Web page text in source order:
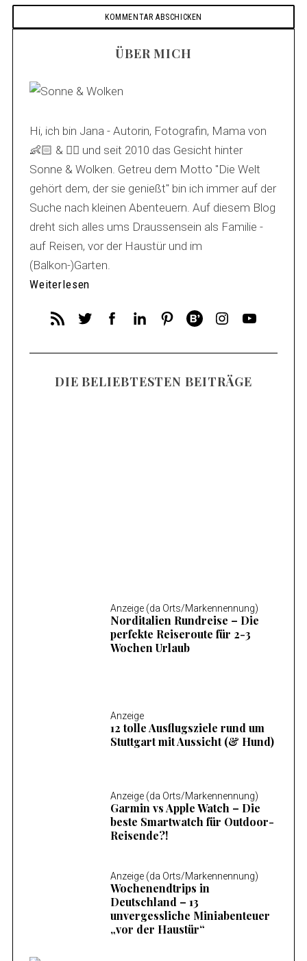
ÜBER MICH
Hi, ich bin Jana - Autorin, Fotografin, Mama von
👶🏻 & 🐕‍🦺 und seit 2010 das Gesicht hinter
Sonne & Wolken. Getreu dem Motto "Die Welt
gehört dem, der sie genießt" bin ich immer auf der
Suche nach kleinen Abenteuern. Auf diesem Blog
dreht sich alles ums Draussensein als Familie -
auf Reisen, vor der Haustür und im
(Balkon-)Garten.
Weiterlesen
DIE BELIEBTESTEN BEITRÄGE
Anzeige (da Orts/Markennennung)
Norditalien Rundreise – Die
perfekte Reiseroute für 2-3
Wochen Urlaub
Anzeige
12 tolle Ausflugsziele rund um
Stuttgart mit Aussicht (& Hund)
Anzeige (da Orts/Markennennung)
Garmin vs Apple Watch – Die
beste Smartwatch für Outdoor-
Reisende?!
Anzeige (da Orts/Markennennung)
Wochenendtrips in
Deutschland – 13
unvergessliche Miniabenteuer
„vor der Haustür“